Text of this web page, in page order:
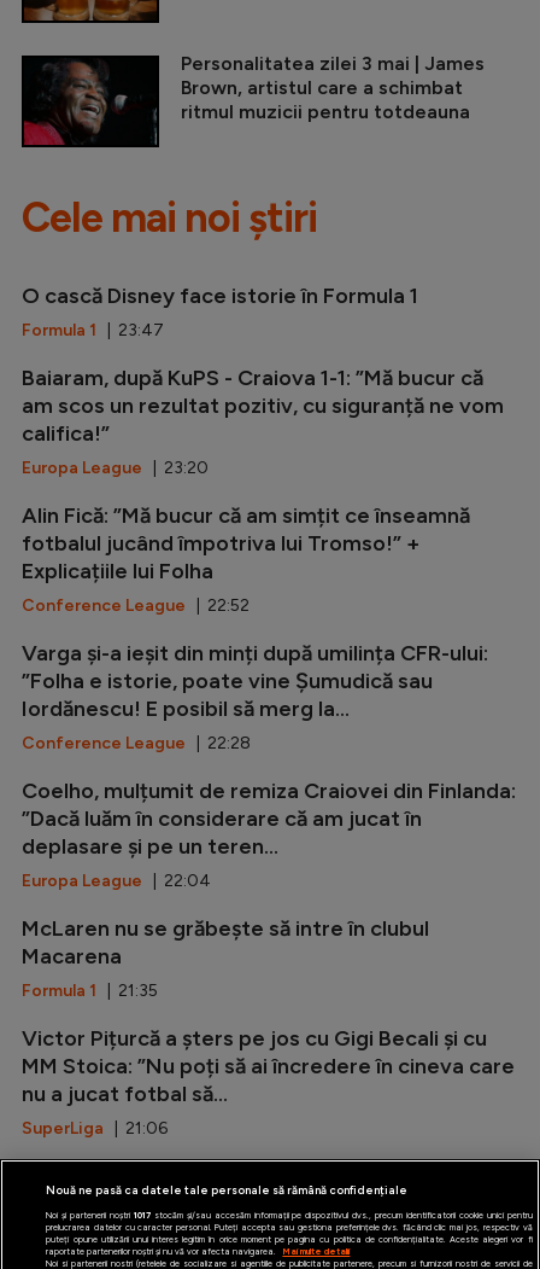
Personalitatea zilei 3 mai | James
Brown, artistul care a schimbat
ritmul muzicii pentru totdeauna
Cele mai noi știri
O cască Disney face istorie în Formula 1
Formula 1 | 23:47
Baiaram, după KuPS - Craiova 1-1: ”Mă bucur că
am scos un rezultat pozitiv, cu siguranță ne vom
califica!”
Europa League | 23:20
Alin Fică: ”Mă bucur că am simțit ce înseamnă
fotbalul jucând împotriva lui Tromso!” +
Explicațiile lui Folha
Conference League | 22:52
Varga și-a ieșit din minți după umilința CFR-ului:
”Folha e istorie, poate vine Șumudică sau
Iordănescu! E posibil să merg la...
Conference League | 22:28
Coelho, mulțumit de remiza Craiovei din Finlanda:
”Dacă luăm în considerare că am jucat în
deplasare și pe un teren...
Europa League | 22:04
McLaren nu se grăbește să intre în clubul
Macarena
Formula 1 | 21:35
Victor Pițurcă a șters pe jos cu Gigi Becali și cu
MM Stoica: ”Nu poți să ai încredere în cineva care
nu a jucat fotbal să...
SuperLiga | 21:06
LaLiga| 20:37
Nouă ne pasă ca datele tale personale să rămână confidențiale
Noi și partenerii noștri 1017stocăm și/sau accesăm informații pe dispozitivul dvs., precum identificatorii cookie unici pentru
prelucrarea datelor cu caracter personal. Puteți accepta sau gestiona preferințele dvs. făcând clic mai jos, respectiv vă
puteți opune utilizării unui interes legitim în orice moment pe pagina cu politica de confidențialitate. Aceste alegeri vor fi
raportate partenerilor noștri și nu vă vor afecta navigarea.
Mai multe detalii
Noi si partenerii nostri (retelele de socializare si agentiile de publicitate partenere, precum si furnizorii nostri de servicii de